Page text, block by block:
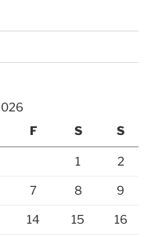
F S S
1 2
7 8 9
14 15 16